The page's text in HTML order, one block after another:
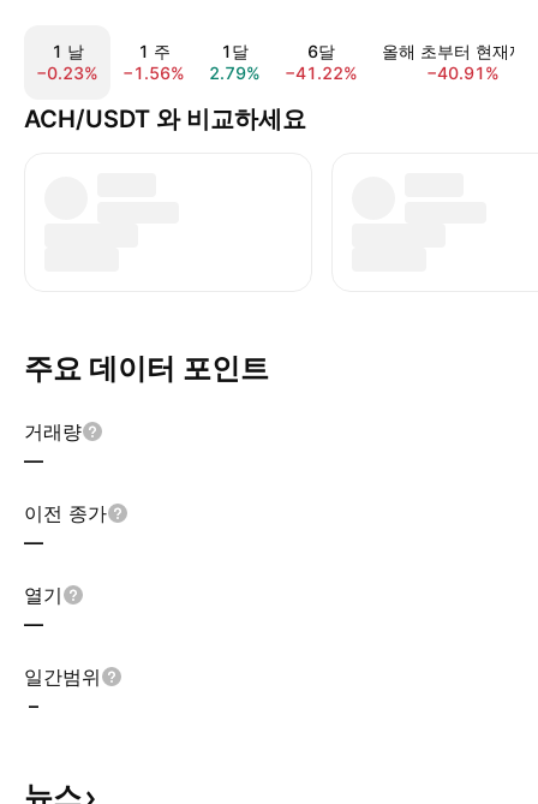
1 날
−0.23%
1 주
−1.56%
1달
2.79%
6달
−41.22%
올해 초부터 현재까
−40.91%
ACH/USDT 와 비교하세요
주요 데이터 포인트
거래량
—
이전 종가
—
열기
—
일간범위
–
뉴스